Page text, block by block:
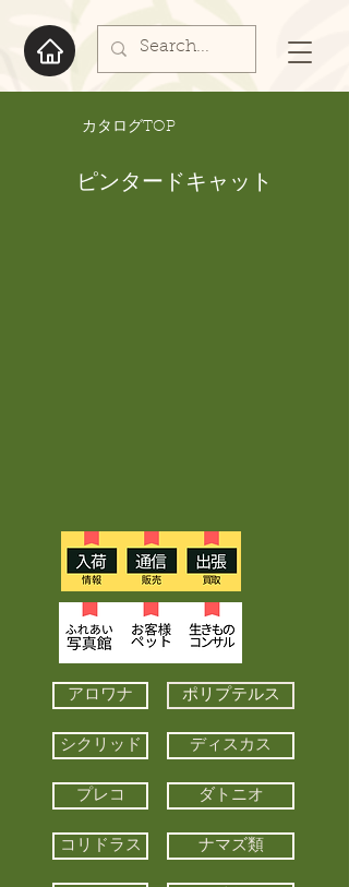
​カタログTOP
ピンタードキャット
アロワナ ポリプテルス
シクリッド ディスカス
プレコ ダトニオ
コリドラス ナマズ類